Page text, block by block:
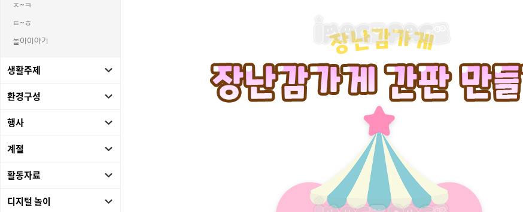
ㅈ~ㅋ
ㅌ~ㅎ
놀이이야기
생활주제
환경구성
행사
계절
활동자료
디지털 놀이
태그 : 장난감가게간판만들기, 장난감가게OPEN간판만들기, 장난감가게, 토이샵, 우리동네, 가게놀이, 생활도구, 생활도구놀이,
추가 설명 : 해당 상품에 대한 상세 정보는 이미지로 제공됩니다.